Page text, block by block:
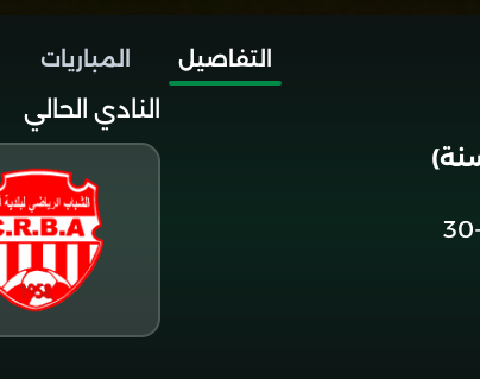
التفاصيل المباريات
النادي الحالي